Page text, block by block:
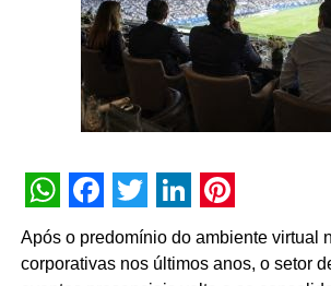
desenvolvimento do mercado passa,
pela valorização das pessoas que
acontecerem”, afirma Paulo Ventura,
UBRAFE.
A iniciativa estabelece uma agenda
educativas, o compartilhamento de
para os pavilhões e a atuação conjunta
públicos e autoridades reguladoras.
WhatsApp
Facebook
Twitter
LinkedIn
Após o predomínio do ambiente virtual
corporativas nos últimos anos, o setor